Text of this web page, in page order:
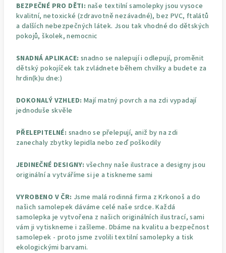
BEZPEČNÉ PRO DĚTI: naše textilní samolepky jsou vysoce
kvalitní, netoxické (zdravotně nezávadné), bez PVC, ftalátů
a dalších nebezpečných látek. Jsou tak vhodné do dětských
pokojů, školek, nemocnic
SNADNÁ APLIKACE: snadno se nalepují i odlepují, proměnit
dětský pokojíček tak zvládnete během chvilky a budete za
hrdin(k)u dne:)
DOKONALÝ VZHLED: Mají matný povrch a na zdi vypadají
jednoduše skvěle
PŘELEPITELNÉ: snadno se přelepují, aniž by na zdi
zanechaly zbytky lepidla nebo zeď poškodily
JEDINEČNÉ DESIGNY: všechny naše ilustrace a designy jsou
originální a vytváříme si je a tiskneme sami
VYROBENO V ČR: Jsme malá rodinná firma z Krkonoš a do
našich samolepek dáváme celé naše srdce. Každá
samolepka je vytvořena z našich originálních ilustrací, sami
vám ji vytiskneme i zašleme. Dbáme na kvalitu a bezpečnost
samolepek - proto jsme zvolili textilní samolepky a tisk
ekologickými barvami.